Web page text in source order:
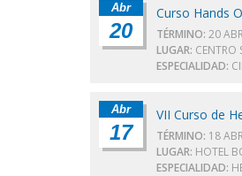
Abr
20
Curso Hands
TÉRMINO: 20
LUGAR: CENTRO
ESPECIALIDAD:
Abr
17
VII Curso de
TÉRMINO: 18
LUGAR: HOTEL
ESPECIALIDAD: